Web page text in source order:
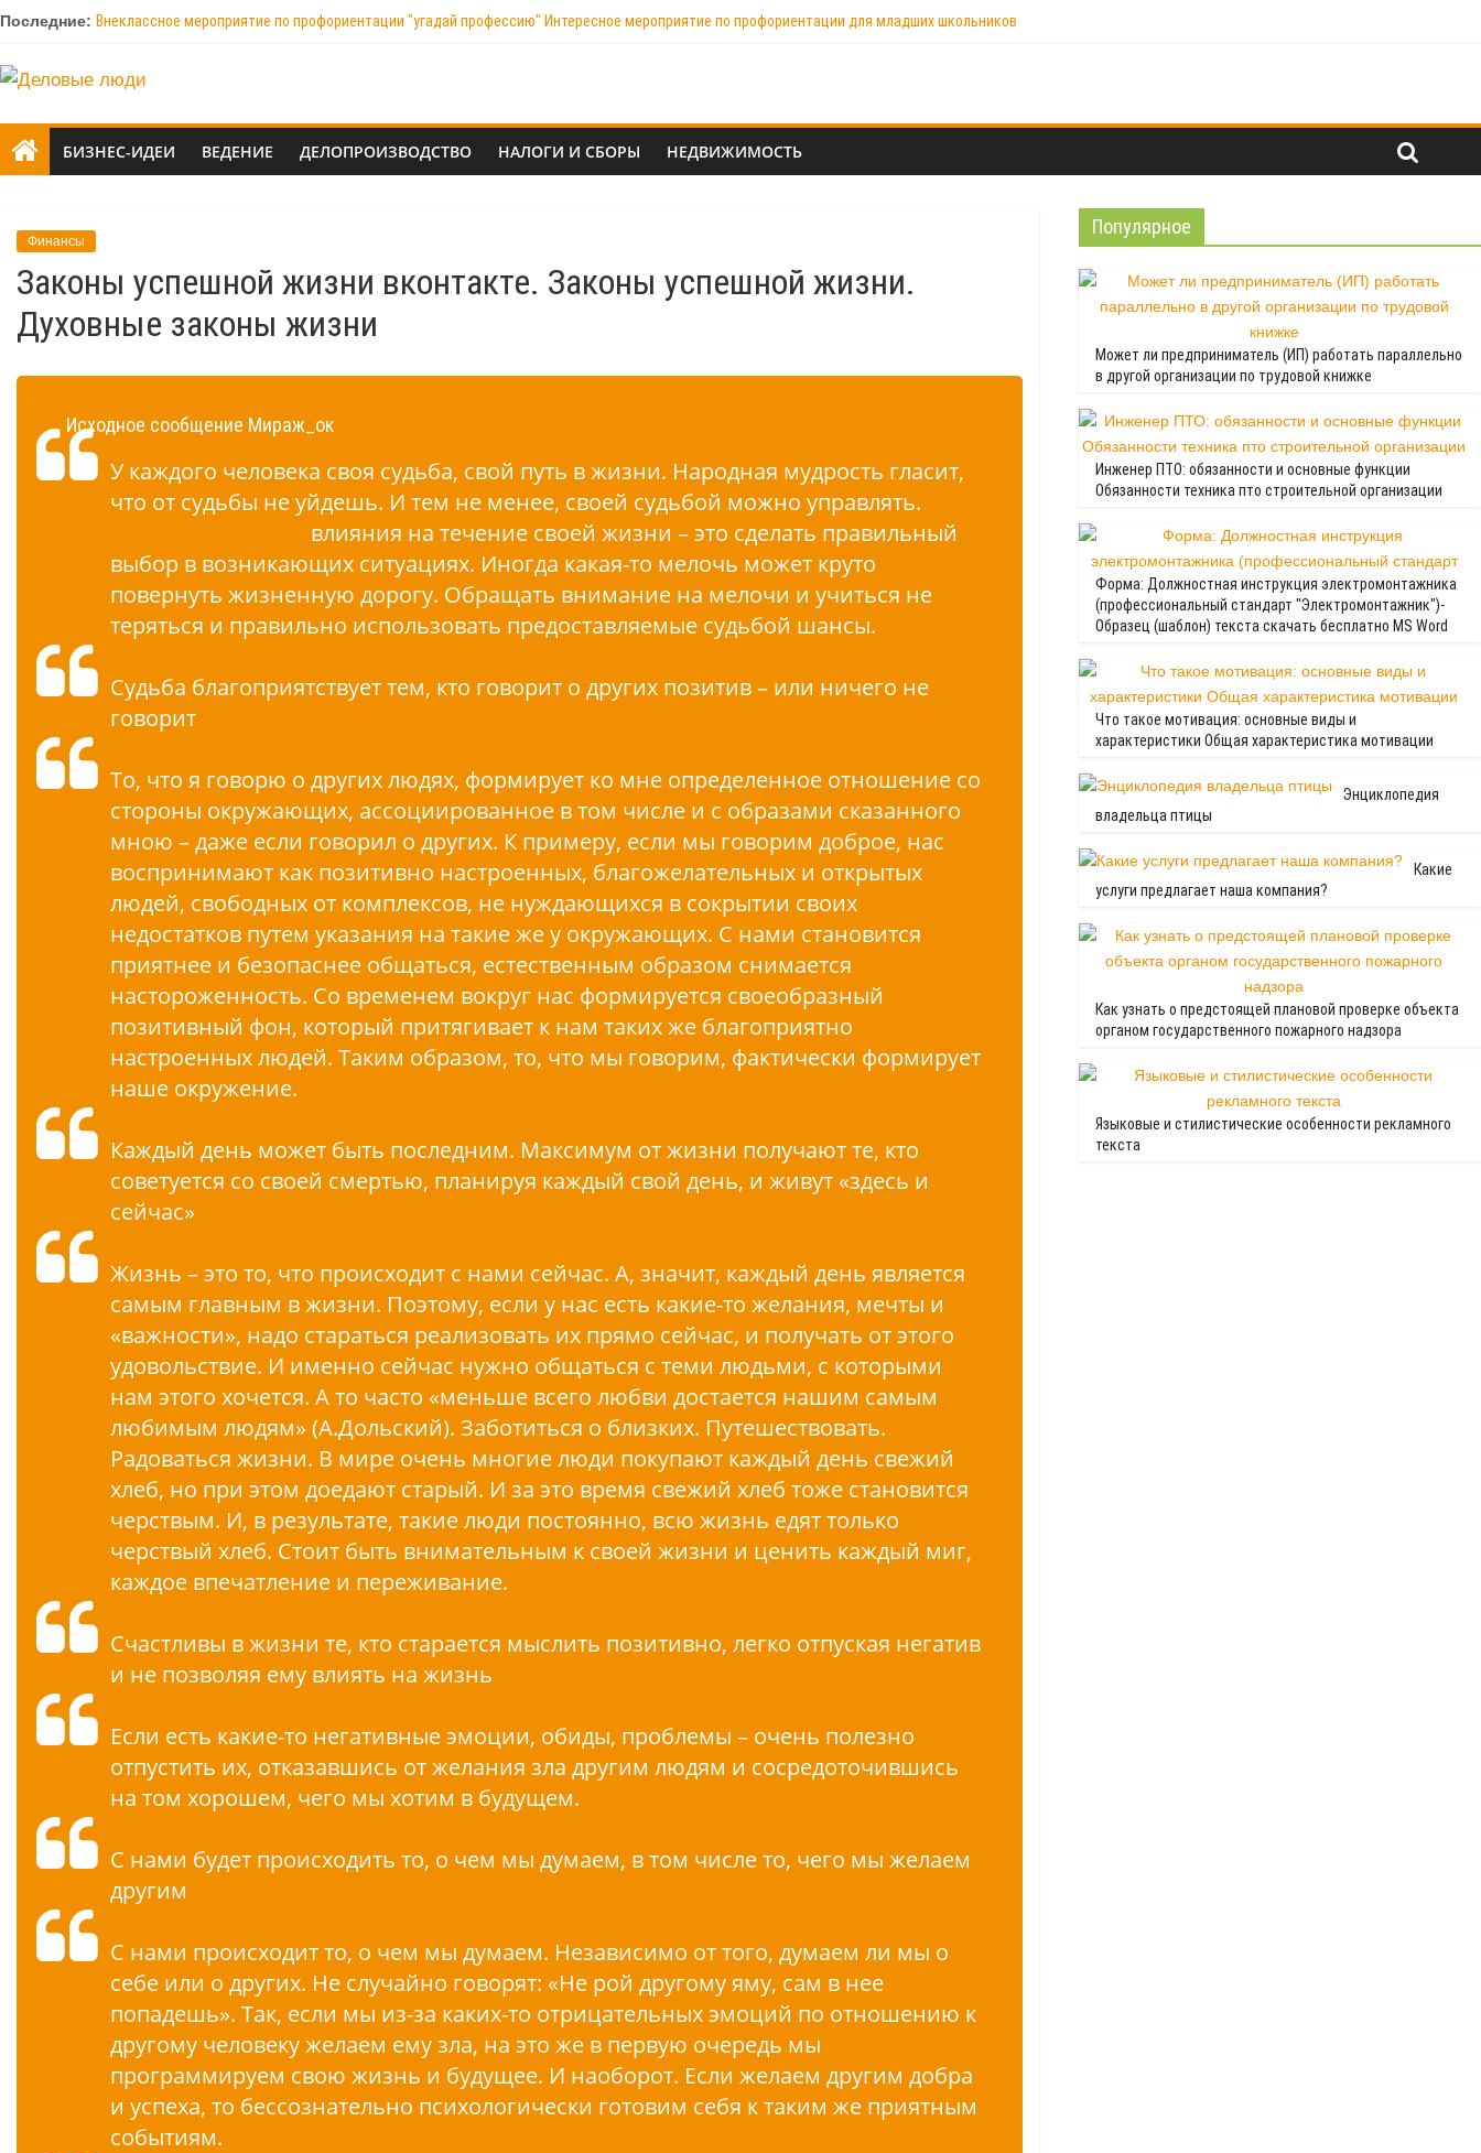
Последние: Внеклассное мероприятие по профориентации "угадай профессию" Интересное мероприятие по профориентации для младших школьников
Безопасность технологических процессов и оборудования на рабочем месте плотника на предприятии ооо "тд игринский леспромхоз" Универсальный одноместный стол - верстак
БИЗНЕС-ИДЕИ ВЕДЕНИЕ ДЕЛОПРОИЗВОДСТВО НАЛОГИ И СБОРЫ НЕДВИЖИМОСТЬ
Финансы
Законы успешной жизни вконтакте. Законы успешной жизни.
Духовные законы жизни
Исходное сообщение Мираж_ок
У каждого человека своя судьба, свой путь в жизни. Народная мудрость гласит,
что от судьбы не уйдешь. И тем не менее, своей судьбой можно управлять.
влияния на течение своей жизни – это сделать правильный
выбор в возникающих ситуациях. Иногда какая-то мелочь может круто
повернуть жизненную дорогу. Обращать внимание на мелочи и учиться не
теряться и правильно использовать предоставляемые судьбой шансы.
Судьба благоприятствует тем, кто говорит о других позитив – или ничего не
говорит
То, что я говорю о других людях, формирует ко мне определенное отношение со
стороны окружающих, ассоциированное в том числе и с образами сказанного
мною – даже если говорил о других. К примеру, если мы говорим доброе, нас
воспринимают как позитивно настроенных, благожелательных и открытых
людей, свободных от комплексов, не нуждающихся в сокрытии своих
недостатков путем указания на такие же у окружающих. С нами становится
приятнее и безопаснее общаться, естественным образом снимается
настороженность. Со временем вокруг нас формируется своеобразный
позитивный фон, который притягивает к нам таких же благоприятно
настроенных людей. Таким образом, то, что мы говорим, фактически формирует
наше окружение.
Каждый день может быть последним. Максимум от жизни получают те, кто
советуется со своей смертью, планируя каждый свой день, и живут «здесь и
сейчас»
Жизнь – это то, что происходит с нами сейчас. А, значит, каждый день является
самым главным в жизни. Поэтому, если у нас есть какие-то желания, мечты и
«важности», надо стараться реализовать их прямо сейчас, и получать от этого
удовольствие. И именно сейчас нужно общаться с теми людьми, с которыми
нам этого хочется. А то часто «меньше всего любви достается нашим самым
любимым людям» (А.Дольский). Заботиться о близких. Путешествовать.
Радоваться жизни. В мире очень многие люди покупают каждый день свежий
хлеб, но при этом доедают старый. И за это время свежий хлеб тоже становится
черствым. И, в результате, такие люди постоянно, всю жизнь едят только
черствый хлеб. Стоит быть внимательным к своей жизни и ценить каждый миг,
каждое впечатление и переживание.
Счастливы в жизни те, кто старается мыслить позитивно, легко отпуская негатив
и не позволяя ему влиять на жизнь
Если есть какие-то негативные эмоции, обиды, проблемы – очень полезно
отпустить их, отказавшись от желания зла другим людям и сосредоточившись
на том хорошем, чего мы хотим в будущем.
С нами будет происходить то, о чем мы думаем, в том числе то, чего мы желаем
другим
С нами происходит то, о чем мы думаем. Независимо от того, думаем ли мы о
себе или о других. Не случайно говорят: «Не рой другому яму, сам в нее
попадешь». Так, если мы из-за каких-то отрицательных эмоций по отношению к
другому человеку желаем ему зла, на это же в первую очередь мы
программируем свою жизнь и будущее. И наоборот. Если желаем другим добра
и успеха, то бессознательно психологически готовим себя к таким же приятным
событиям.
Популярное
Может ли предприниматель (ИП) работать параллельно
в другой организации по трудовой книжке
Инженер ПТО: обязанности и основные функции
Обязанности техника пто строительной организации
Форма: Должностная инструкция электромонтажника
(профессиональный стандарт "Электромонтажник")-
Образец (шаблон) текста скачать бесплатно MS Word
Что такое мотивация: основные виды и
характеристики Общая характеристика мотивации
Энциклопедия
владельца птицы
Какие
услуги предлагает наша компания?
Как узнать о предстоящей плановой проверке объекта
органом государственного пожарного надзора
Языковые и стилистические особенности рекламного
текста